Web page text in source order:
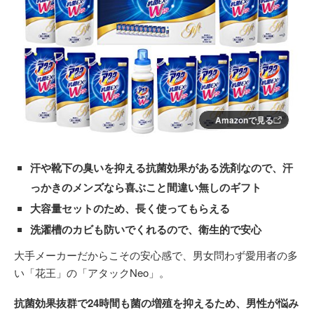
Amazonで見る
汗や靴下の臭いを抑える抗菌効果がある洗剤なので、汗
っかきのメンズなら喜ぶこと間違い無しのギフト
大容量セットのため、長く使ってもらえる
洗濯槽のカビも防いでくれるので、衛生的で安心
大手メーカーだからこその安心感で、男女問わず愛用者の多
い「花王」の「アタックNeo」。
抗菌効果抜群で24時間も菌の増殖を抑えるため、男性が悩み